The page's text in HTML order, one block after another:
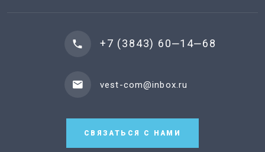
+7 (3843) 60‒14‒68
vest-com@inbox.ru
СВЯЗАТЬСЯ С НАМИ